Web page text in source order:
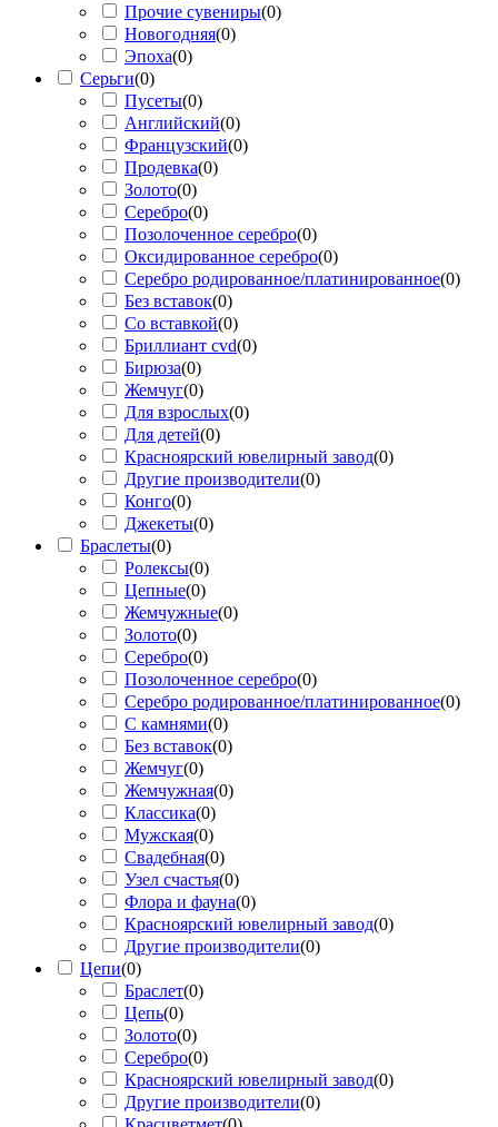
Прочие сувениры(0)
Новогодняя(0)
Эпоха(0)
Серьги(0)
Пусеты(0)
Английский(0)
Французский(0)
Продевка(0)
Золото(0)
Серебро(0)
Позолоченное серебро(0)
Оксидированное серебро(0)
Серебро родированное/платинированное(0)
Без вставок(0)
Со вставкой(0)
Бриллиант cvd(0)
Бирюза(0)
Жемчуг(0)
Для взрослых(0)
Для детей(0)
Красноярский ювелирный завод(0)
Другие производители(0)
Конго(0)
Джекеты(0)
Браслеты(0)
Ролексы(0)
Цепные(0)
Жемчужные(0)
Золото(0)
Серебро(0)
Позолоченное серебро(0)
Серебро родированное/платинированное(0)
С камнями(0)
Без вставок(0)
Жемчуг(0)
Жемчужная(0)
Классика(0)
Мужская(0)
Свадебная(0)
Узел счастья(0)
Флора и фауна(0)
Красноярский ювелирный завод(0)
Другие производители(0)
Цепи(0)
Браслет(0)
Цепь(0)
Золото(0)
Серебро(0)
Красноярский ювелирный завод(0)
Другие производители(0)